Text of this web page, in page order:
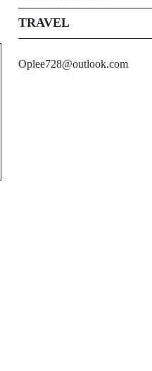
TRAVEL
Oplee728@outlook.com